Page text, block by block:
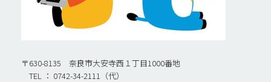
〒630-8135 奈良市大安寺西１丁目1000番地
TEL ： 0742-34-2111（代）